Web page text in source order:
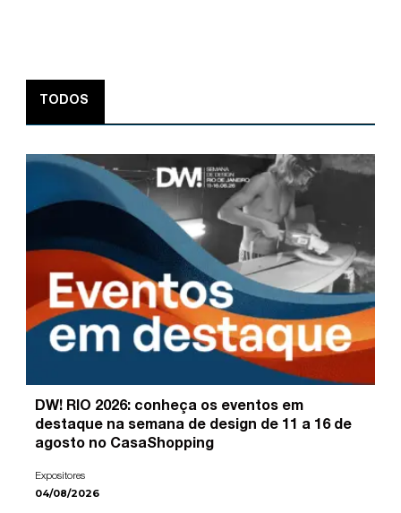
TODOS
DW! RIO 2026: conheça os eventos em
destaque na semana de design de 11 a 16 de
agosto no CasaShopping
Expositores
04/08/2026